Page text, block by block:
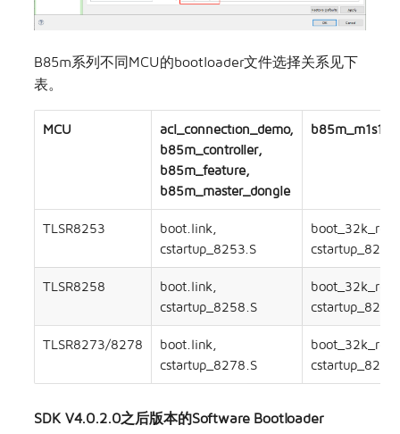
B85m系列不同MCU的bootloader文件选择关系见下
表。
MCU
acl_connection_demo,
b85m_controller,
b85m_feature,
b85m_master_dongle
b85m_m1s1,
TLSR8253
boot.link,
cstartup_8253.S
TLSR8258
boot.link,
cstartup_8258.S
TLSR8273/8278
boot.link,
cstartup_8278.S
SDK V4.0.2.0之后版本的Software Bootloader